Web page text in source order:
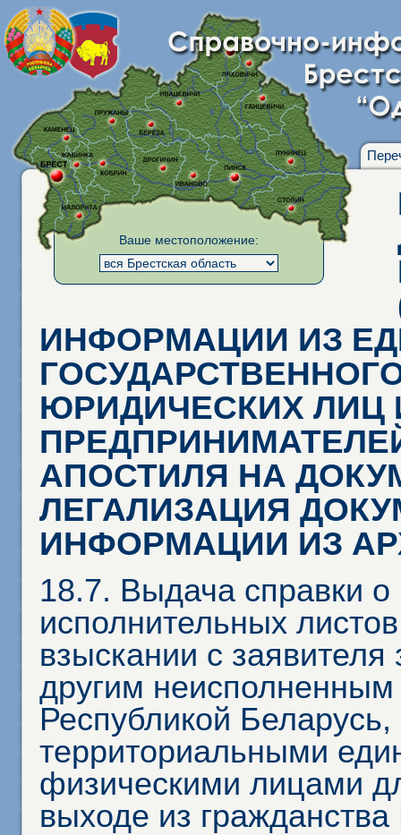
Ваше местоположение:
ИНФОРМАЦИИ ИЗ
ЮРИДИЧЕСКИХ ЛИЦ
АПОСТИЛЯ НА
ЛЕГАЛИЗАЦИЯ
ИНФОРМАЦИИ ИЗ
18.7. Выдача справки о
исполнительных
взыскании с
другим
Республикой
территориальными
физическими лицами
выходе из